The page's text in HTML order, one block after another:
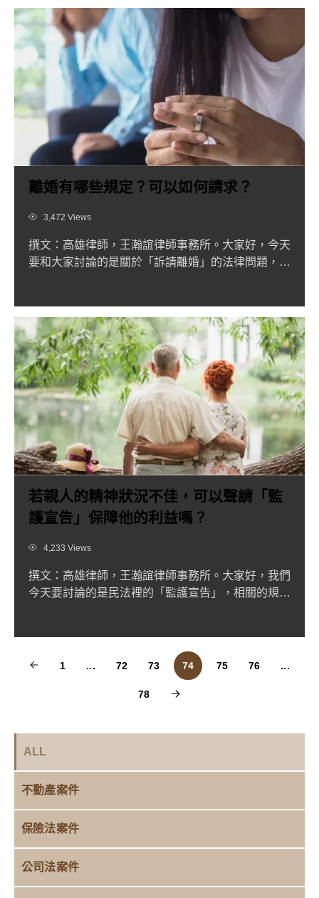
ALL
不動產案件
保險法案件
公司法案件
離婚有哪些規定？可以如何請求？
Views3,472 Views
撰文：高雄律師，王瀚誼律師事務所。大家好，今天
要和大家討論的是關於「訴請離婚」的法律問題，根
若親人的精神狀況不佳，可以聲請「監
護宣告」保障他的利益嗎？
Views4,233 Views
撰文：高雄律師，王瀚誼律師事務所。大家好，我們
今天要討論的是民法裡的「監護宣告」，相關的規定
1 ... 72 73 74 75 76 ...
78